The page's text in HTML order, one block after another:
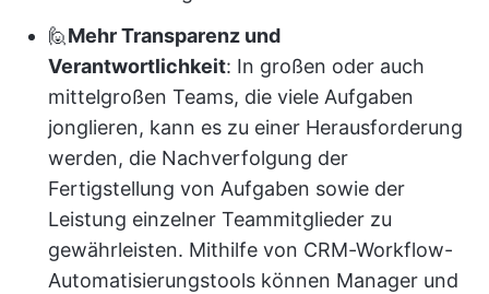
🙋Mehr Transparenz und
Verantwortlichkeit: In großen oder auch
mittelgroßen Teams, die viele Aufgaben
jonglieren, kann es zu einer Herausforderung
werden, die Nachverfolgung der
Fertigstellung von Aufgaben sowie der
Leistung einzelner Teammitglieder zu
gewährleisten. Mithilfe von CRM-Workflow-
Automatisierungstools können Manager und